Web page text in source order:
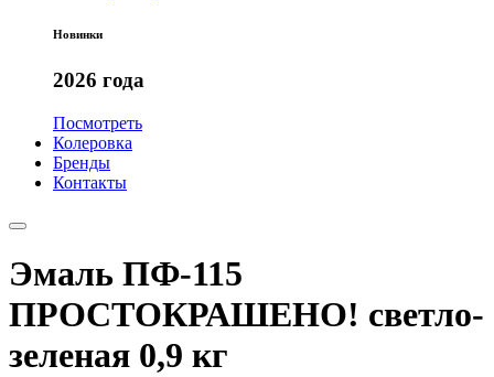
Новинки
2026 года
Посмотреть
Колеровка
Бренды
Контакты
Эмаль ПФ-115
ПРОСТОКРАШЕНО! светло-
зеленая 0,9 кг